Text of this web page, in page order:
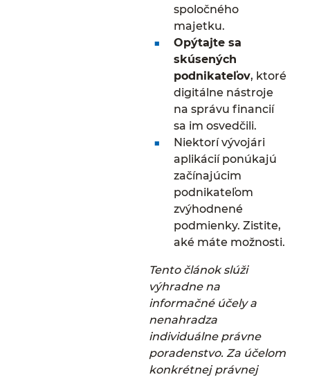
spoločného
majetku.
Opýtajte sa
skúsených
podnikateľov, ktoré
digitálne nástroje
na správu financií
sa im osvedčili.
Niektorí vývojári
aplikácií ponúkajú
začínajúcim
podnikateľom
zvýhodnené
podmienky. Zistite,
aké máte možnosti.
Tento článok slúži
výhradne na
informačné účely a
nenahradza
individuálne právne
poradenstvo. Za účelom
konkrétnej právnej